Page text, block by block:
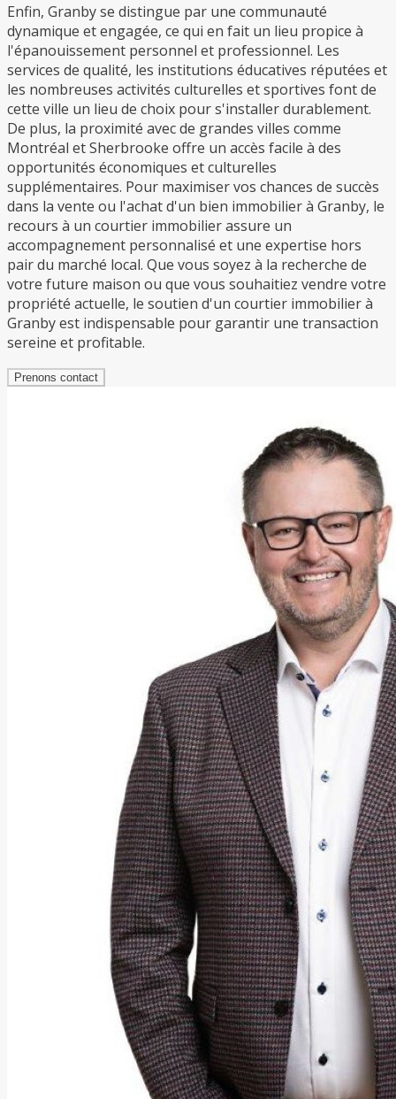
Enfin, Granby se distingue par une communauté
dynamique et engagée, ce qui en fait un lieu propice à
l'épanouissement personnel et professionnel. Les
services de qualité, les institutions éducatives réputées et
les nombreuses activités culturelles et sportives font de
cette ville un lieu de choix pour s'installer durablement.
De plus, la proximité avec de grandes villes comme
Montréal et Sherbrooke offre un accès facile à des
opportunités économiques et culturelles
supplémentaires. Pour maximiser vos chances de succès
dans la vente ou l'achat d'un bien immobilier à Granby, le
recours à un courtier immobilier assure un
accompagnement personnalisé et une expertise hors
pair du marché local. Que vous soyez à la recherche de
votre future maison ou que vous souhaitiez vendre votre
propriété actuelle, le soutien d'un courtier immobilier à
Granby est indispensable pour garantir une transaction
sereine et profitable.
Prenons contact